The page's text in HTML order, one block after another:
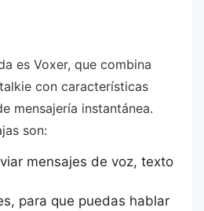
es Voxer, que combina
con características
mensajería instantánea.
son:
mensajes de voz, texto
para que puedas hablar